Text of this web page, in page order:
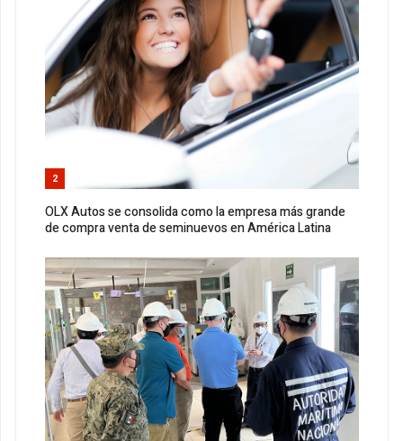
2
OLX Autos se consolida como la empresa más grande
de compra venta de seminuevos en América Latina